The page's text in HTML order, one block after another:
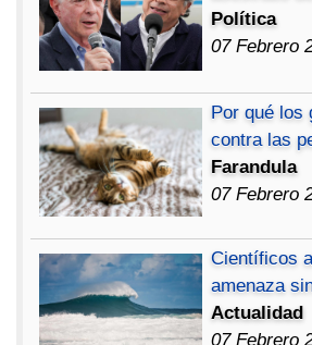
Política
07 Febrero
Por qué los
contra las
Farandula
07 Febrero
Científicos
amenaza
Actualidad
07 Febrero